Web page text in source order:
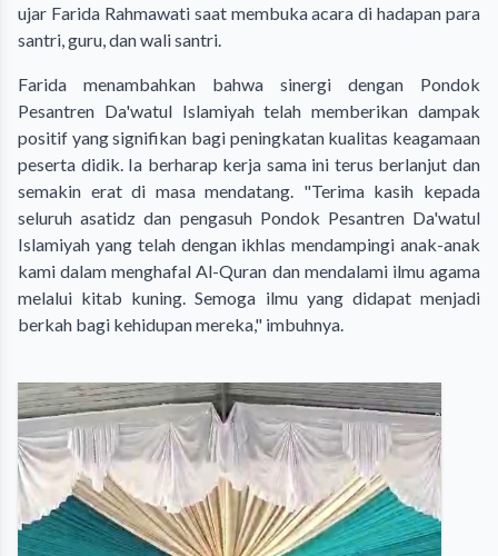
ujar Farida Rahmawati saat membuka acara di hadapan para
santri, guru, dan wali santri.
Farida menambahkan bahwa sinergi dengan Pondok
Pesantren Da'watul Islamiyah telah memberikan dampak
positif yang signifikan bagi peningkatan kualitas keagamaan
peserta didik. Ia berharap kerja sama ini terus berlanjut dan
semakin erat di masa mendatang. "Terima kasih kepada
seluruh asatidz dan pengasuh Pondok Pesantren Da'watul
Islamiyah yang telah dengan ikhlas mendampingi anak-anak
kami dalam menghafal Al-Quran dan mendalami ilmu agama
melalui kitab kuning. Semoga ilmu yang didapat menjadi
berkah bagi kehidupan mereka," imbuhnya.